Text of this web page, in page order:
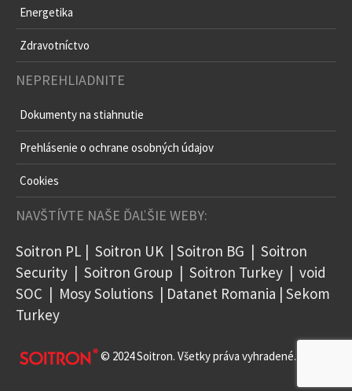
Energetika
Zdravotníctvo
NEPREHLIADNITE
Dokumenty na stiahnutie
Prehlásenie o ochrane osobných údajov
Cookies
NAVŠTÍVTE NAŠE ĎAĽŠIE WEBY:
Soitron PL | Soitron UK | Soitron BG | Soitron
Security | Soitron Group | Soitron Turkey | void
SOC | Mosy Solutions | Datanet Romania | Sekom
Turkey
© 2024 Soitron. Všetky práva vyhradené.